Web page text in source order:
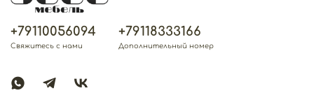
+79110056094
Свяжитесь с нами
+79118333166
Дополнительный номер